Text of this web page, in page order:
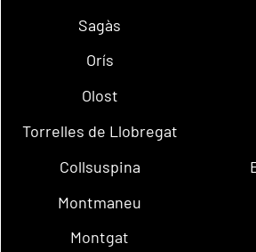
Sagàs
Orís
Olost
Torrelles de Llobregat
Collsuspina
Montmaneu
Montgat